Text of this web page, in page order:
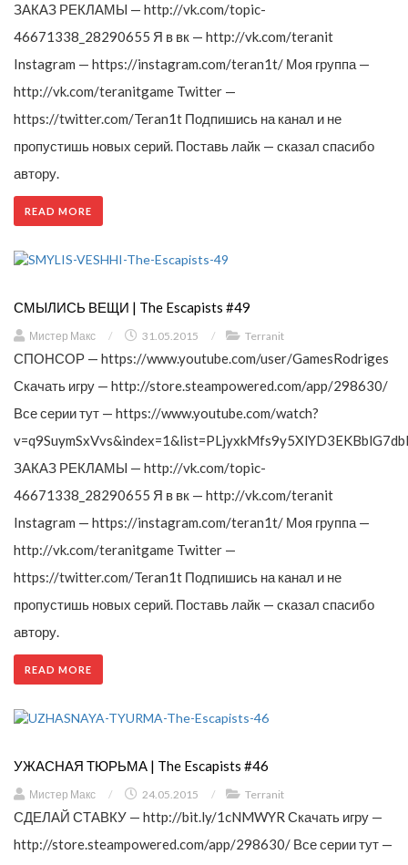
ЗАКАЗ РЕКЛАМЫ — http://vk.com/topic-
46671338_28290655 Я в вк — http://vk.com/teranit
Instagram — https://instagram.com/teran1t/ Моя группа —
http://vk.com/teranitgame Twitter —
https://twitter.com/Teran1t Подпишись на канал и не
пропустишь новых серий. Поставь лайк — сказал спасибо
автору.
READ MORE
СМЫЛИСЬ ВЕЩИ | The Escapists #49
Мистер Макс / 31.05.2015 / Terranit
СПОНСОР — https://www.youtube.com/user/GamesRodriges
Скачать игру — http://store.steampowered.com/app/298630/
Все серии тут — https://www.youtube.com/watch?
ЗАКАЗ РЕКЛАМЫ — http://vk.com/topic-
46671338_28290655 Я в вк — http://vk.com/teranit
Instagram — https://instagram.com/teran1t/ Моя группа —
http://vk.com/teranitgame Twitter —
https://twitter.com/Teran1t Подпишись на канал и не
пропустишь новых серий. Поставь лайк — сказал спасибо
автору.
READ MORE
УЖАСНАЯ ТЮРЬМА | The Escapists #46
Мистер Макс / 24.05.2015 / Terranit
СДЕЛАЙ СТАВКУ — http://bit.ly/1cNMWYR Скачать игру —
http://store.steampowered.com/app/298630/ Все серии тут —